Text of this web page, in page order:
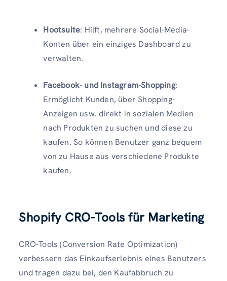
Hootsuite: Hilft, mehrere Social-Media-
Konten über ein einziges Dashboard zu
verwalten.
Facebook- und Instagram-Shopping:
Ermöglicht Kunden, über Shopping-
Anzeigen usw. direkt in sozialen Medien
nach Produkten zu suchen und diese zu
kaufen. So können Benutzer ganz bequem
von zu Hause aus verschiedene Produkte
kaufen.
Shopify CRO-Tools für Marketing
CRO-Tools (Conversion Rate Optimization)
verbessern das Einkaufserlebnis eines Benutzers
und tragen dazu bei, den Kaufabbruch zu